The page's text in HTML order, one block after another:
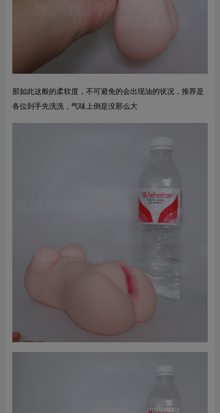
那如此这般的柔软度，不可避免的会出现油的状况，推荐是
各位到手先洗洗，气味上倒是没那么大